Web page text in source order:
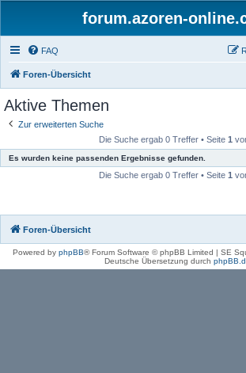
forum.azoren-
FAQ
Foren-Übersicht
Aktive Themen
Zur erweiterten Suche
Die Suche ergab 0 Treffer • Seite 1
Es wurden keine passenden Ergebnisse gefunden.
Die Suche ergab 0 Treffer • Seite 1
Foren-Übersicht
Powered by phpBB® Forum Software © phpBB Limited | SE
Deutsche Übersetzung durch